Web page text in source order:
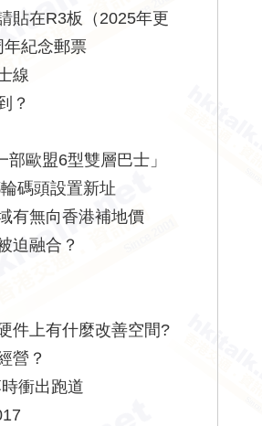
貼在R3板（2025年更
紀念郵票
線
？
歐盟6型雙層巴士」
碼頭設置新址
有無向香港補地價
迫融合？
件上有什麼改善空間?
營？
衝出跑道